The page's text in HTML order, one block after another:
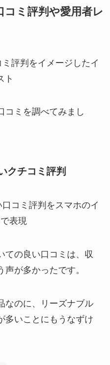
コミ評判や愛用者レ
コミを調べてみまし
クチコミ評判
ての良い口コミは、収
が多かったです。
なのに、リーズナブル
多いことにもうなずけ